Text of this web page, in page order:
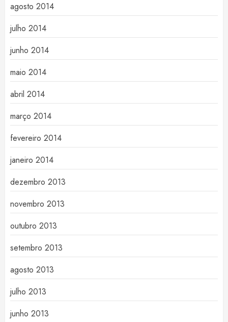
agosto 2014
julho 2014
junho 2014
maio 2014
abril 2014
março 2014
fevereiro 2014
janeiro 2014
dezembro 2013
novembro 2013
outubro 2013
setembro 2013
agosto 2013
julho 2013
junho 2013